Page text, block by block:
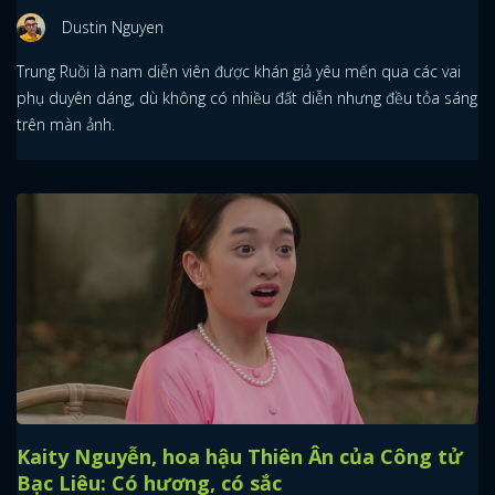
Dustin Nguyen
Trung Ruồi là nam diễn viên được khán giả yêu mến qua các vai
phụ duyên dáng, dù không có nhiều đất diễn nhưng đều tỏa sáng
trên màn ảnh.
Kaity Nguyễn, hoa hậu Thiên Ân của Công tử
Bạc Liêu: Có hương, có sắc